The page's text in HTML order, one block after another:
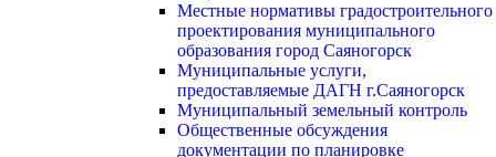
Местные нормативы градостроительного
проектирования муниципального
образования город Саяногорск
Муниципальные услуги,
предоставляемые ДАГН г.Саяногорск
Муниципальный земельный контроль
Общественные обсуждения
документации по планировке